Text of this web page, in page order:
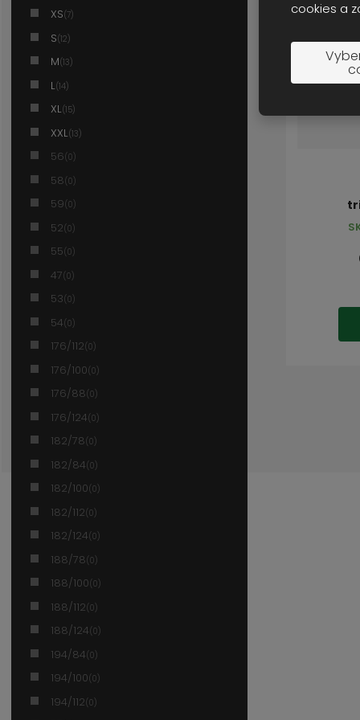
cookies a
XS(7)
S(12)
M(13)
L(14)
XL(15)
XXL(13)
56(0)
58(0)
59(0)
52(0)
55(0)
47(0)
53(0)
54(0)
176/112(0)
176/100(0)
176/88(0)
176/124(0)
182/78(0)
182/84(0)
182/100(0)
182/112(0)
182/124(0)
188/78(0)
188/100(0)
188/112(0)
188/124(0)
194/84(0)
194/100(0)
194/112(0)